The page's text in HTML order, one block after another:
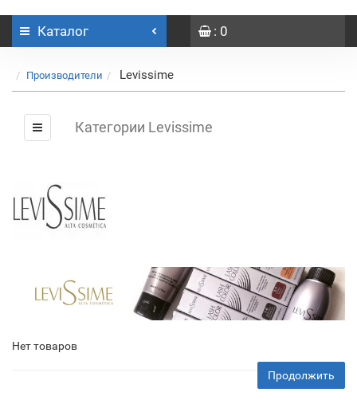
Каталог : 0
Производители Levissime
Категории Levissime
Нет товаров
Продолжить